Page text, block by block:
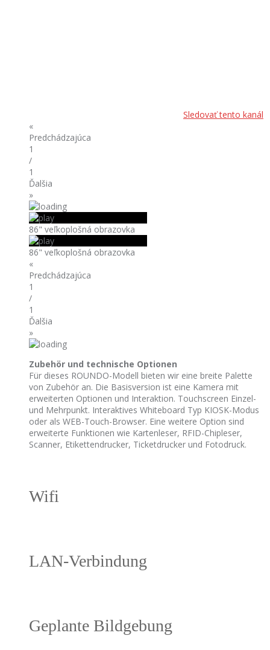
Sledovať tento kanál
«
Predchádzajúca
1
/
1
Ďalšia
»
86" veľkoplošná obrazovka
86" veľkoplošná obrazovka
«
Predchádzajúca
1
/
1
Ďalšia
»
Zubehör und technische Optionen
Für dieses ROUNDO-Modell bieten wir eine breite Palette
von Zubehör an. Die Basisversion ist eine Kamera mit
erweiterten Optionen und Interaktion. Touchscreen Einzel-
und Mehrpunkt. Interaktives Whiteboard Typ KIOSK-Modus
oder als WEB-Touch-Browser. Eine weitere Option sind
erweiterte Funktionen wie Kartenleser, RFID-Chipleser,
Scanner, Etikettendrucker, Ticketdrucker und Fotodruck.
Wifi
LAN-Verbindung
Geplante Bildgebung